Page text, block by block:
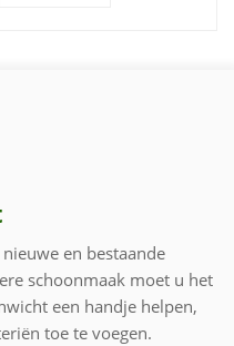
en bestaande
schoonmaak moet u het
een handje helpen,
toe te voegen.